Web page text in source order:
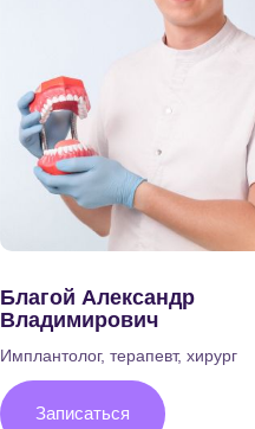
Благой Александр
Владимирович
Имплантолог, терапевт, хирург
Записаться